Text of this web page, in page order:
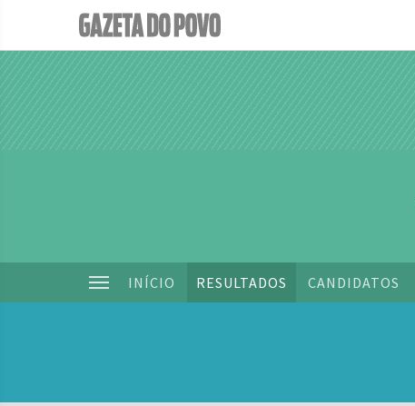
INÍCIO RESULTADOS CANDIDATOS